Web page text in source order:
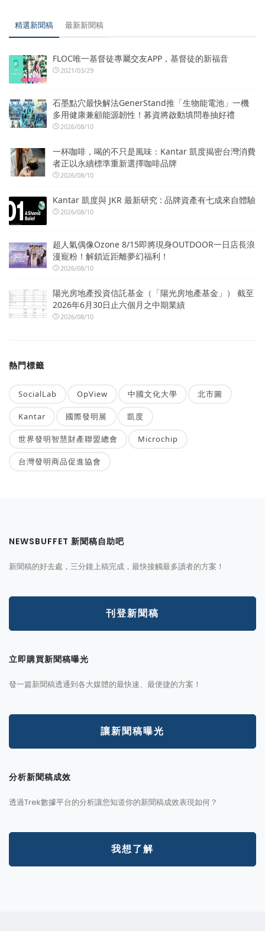
精選新聞稿 最新新聞稿
FLOC唯一基督徒專屬交友APP，基督徒的新福音
2021/03/29
石墨點穴最快解法GenerStand推「生物能電池」一機
多用健康兼顧能源韌性！募資將啟動填問卷抽好禮
2026/08/10
一杯咖啡，喝的不只是風味：Kantar 凱度揭密台灣消費
者正以永續標準重新選擇咖啡品牌
2026/08/10
Kantar 凱度與 JKR 最新研究 : 品牌資產有七成來自體驗
2026/08/10
超人氣偶像Ozone 8/15即將現身OUTDOOR一日店長浪
漫寵粉！解鎖近距離夢幻福利！
2026/08/10
陽光房地產投資信託基金（「陽光房地產基金」） 截至
2026年6月30日止六個月之中期業績
2026/08/10
熱門標籤
SocialLab OpView 中國文化大學 北市圖
Kantar 國際發明展 凱度
世界發明智慧財產聯盟總會 Microchip
台灣發明商品促進協會
NEWSBUFFET 新聞稿自助吧
新聞稿的好去處，三分鐘上稿完成，最快接觸最多讀者的方案！
刊登新聞稿
立即購買新聞稿曝光
發一篇新聞稿透通到各大媒體的最快速、最便捷的方案！
讓新聞稿曝光
分析新聞稿成效
透過Trek數據平台的分析讓您知道你的新聞稿成效表現如何？
我想了解